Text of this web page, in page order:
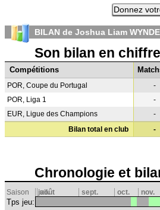
Donnez
BILAN de Joshua Liam
Son bilan en
Compétitions
POR, Coupe du Portugal -
POR, Liga 1
-
EUR, Ligue des Champions
-
Bilan total en club
-
Chronologie et
Saison juil.
août sept. oct. nov.
Tps jeu: